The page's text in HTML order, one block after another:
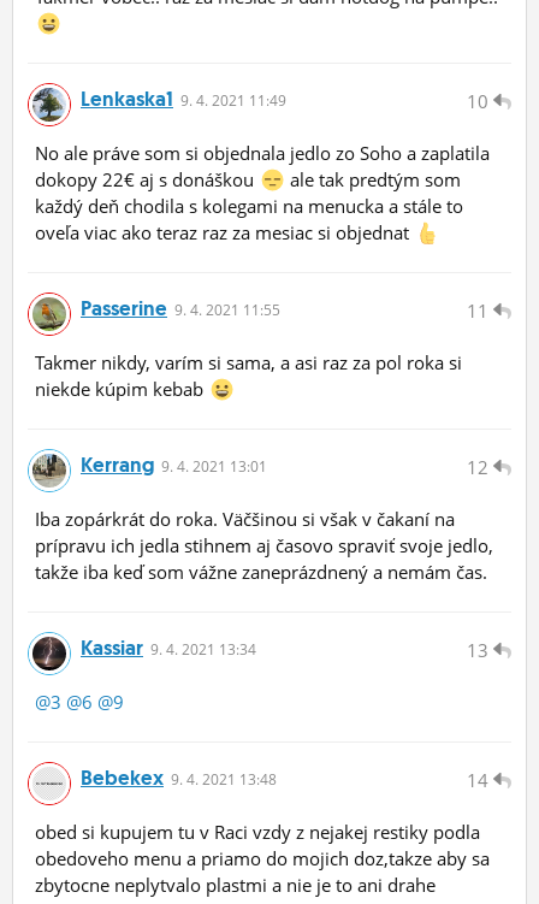
10
Lenkaska1 9. 4. 2021 11:49
No ale práve som si objednala jedlo zo Soho a zaplatila
dokopy 22€ aj s donáškou
ale tak predtým som
každý deň chodila s kolegami na menucka a stále to
oveľa viac ako teraz raz za mesiac si objednat
11
Passerine 9. 4. 2021 11:55
Takmer nikdy, varím si sama, a asi raz za pol roka si
niekde kúpim kebab
12
Kerrang 9. 4. 2021 13:01
Iba zopárkrát do roka. Väčšinou si však v čakaní na
prípravu ich jedla stihnem aj časovo spraviť svoje jedlo,
takže iba keď som vážne zaneprázdnený a nemám čas.
13
Kassiar 9. 4. 2021 13:34
@3 @6 @9
14
Bebekex 9. 4. 2021 13:48
obed si kupujem tu v Raci vzdy z nejakej restiky podla
obedoveho menu a priamo do mojich doz,takze aby sa
zbytocne neplytvalo plastmi a nie je to ani drahe